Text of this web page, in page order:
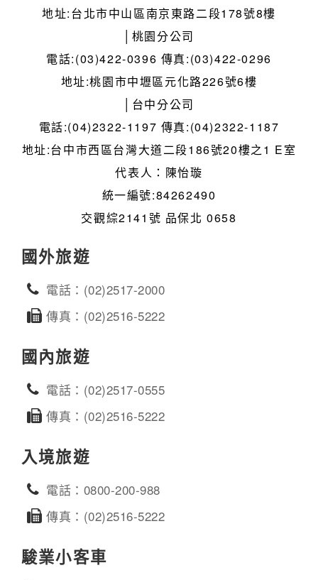
地址:台北市中山區南京東路二段178號8樓
│桃園分公司
電話:(03)422-0396 傳真:(03)422-0296
地址:桃園市中壢區元化路226號6樓
│台中分公司
電話:(04)2322-1197 傳真:(04)2322-1187
地址:台中市西區台灣大道二段186號20樓之1 E室
代表人：陳怡璇
統一編號:84262490
交觀綜2141號 品保北 0658
國外旅遊
電話：(02)2517-2000
傳真：(02)2516-5222
國內旅遊
電話：(02)2517-0555
傳真：(02)2516-5222
入境旅遊
電話：0800-200-988
傳真：(02)2516-5222
駿業小客車